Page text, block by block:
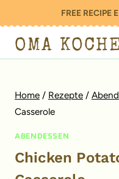
Inhalt
springen
FREE RECIPE
OMA
Home / Rezepte /
Casserole
ABENDESSEN
Chicken